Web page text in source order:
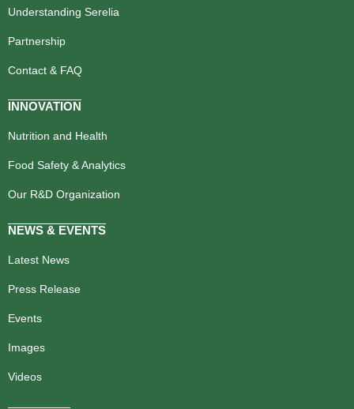
Understanding Serelia
Partnership
Contact & FAQ
INNOVATION
Nutrition and Health
Food Safety & Analytics
Our R&D Organization
NEWS & EVENTS
Latest News
Press Release
Events
Images
Videos